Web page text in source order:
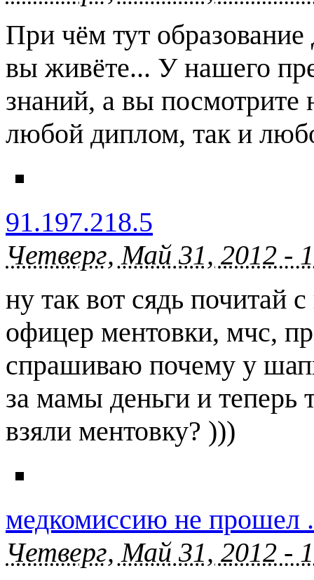
При чём тут
вы живёте... У нашего
знаний, а вы посмотрите
любой диплом, так и
91.197.218.5
Четверг, Май 31, 2012 -
ну так вот сядь почитай
офицер ментовки, мчс,
спрашиваю почему у
за мамы деньги и теперь
взяли ментовку? )))
медкомиссию не прошел
Четверг, Май 31, 2012 -